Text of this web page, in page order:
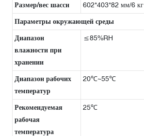
Размер/вес шасси 602*403*82 мм/6 кг
Параметры окружающей среды
Диапазон
влажности при
хранении
≤85%RH
Диапазон рабочих
температур
20℃~55℃
Рекомендуемая
рабочая
температура
25℃